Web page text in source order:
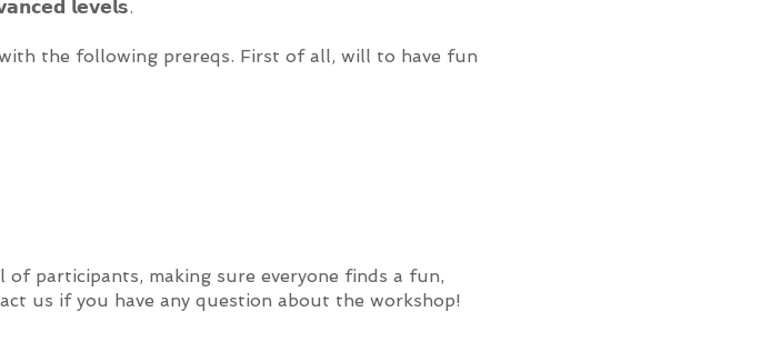
𝗹𝗲𝘃𝗲𝗹𝘀.
the following prereqs. First of all, will to have fun
participants, making sure everyone finds a fun,
us if you have any question about the workshop!